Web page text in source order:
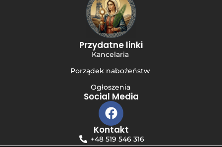
Przydatne linki
Kancelaria
Porządek nabożeństw
Ogłoszenia
Social Media
Kontakt
+48 519 546 316